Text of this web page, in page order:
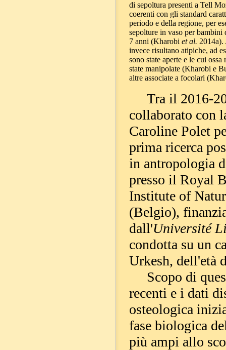
di sepoltura presenti a Tell
coerenti con gli standard
periodo e della regione, per
sepolture in vaso per bambini
7 anni (Kharobi et al. 2014a).
invece risultano atipiche, ad
sono state aperte e le cui ossa
state manipolate (Kharobi e
altre associate a focolari
Tra il 2016-
collaborato con
Caroline Polet
prima ricerca
in antropologia
presso il Royal
Institute of
(Belgio),
dall'Université
condotta su un
Urkesh, dell'età
Scopo di
recenti e i dati
osteologica
fase biologica
più ampi allo